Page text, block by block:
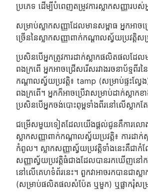
ប្រភេទ ដើម្បី​បំពេញ​តម្រូវ​ការ​ស្លាក​សញ្ញា​របស់​
សម្រាប់ស្លាកសញ្ញាដែលមានសម្ពាធ អ្នកអាច
ច្រើននៃស្លាកសញ្ញាពាក់កណ្តាលស្វ័យប្រវត្
ប្រសិនបើអ្នកត្រូវការដាក់ស្លាកផលិតផលដែល
ពងក្រពើ អ្នកអាចជ្រើសរើសរវាងរចនាប័ទ្មពីរ
កណ្តាលស្វ័យប្រវត្តិ៖ tamp (សម្រាប់ផ្ទះល្វែ
ពងក្រពើ។ អ្នកក៏អាចប្រើវាសម្រាប់ដាក់ស្លា
ប្រសិនបើអ្នកចង់បោះពុម្ពទាំងពីរនៅលើស្លាក
ជម្រើសមួយទៀតដែលយើងផ្តល់ជូនគឺការលោត
ស្លាកសញ្ញាពាក់កណ្តាលស្វ័យប្រវត្តិ៖ ការដាក់
កំពូល។ ស្លាកសញ្ញាស្វ័យប្រវត្តិទាំងនេះគឺជាកំ
សញ្ញាស្វ័យប្រវត្តិធំជាងដែលបានរកឃើញនៅក
នៅលើគេហទំព័រនេះ។ ពួកវាអាចរកបានជាស្
(សម្រាប់ផលិតផលសំប៉ែត ឬមួក) ឬផ្លាករុំស